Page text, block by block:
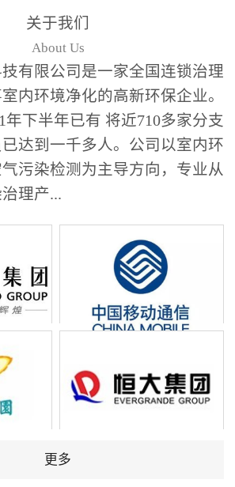
关于我们
About Us
有限公司是一家全国连锁治理
内环境净化的高新环保企业。
年下半年已有 将近710多家分支
达到一千多人。公司以室内环
污染检测为主导方向，专业从
理产...
更多